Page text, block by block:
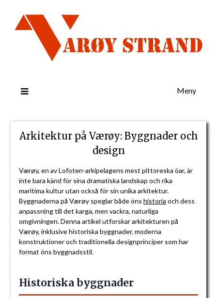
Meny
Arkitektur på Værøy: Byggnader och
design
Værøy, en av Lofoten-arkipelagens mest pittoreska öar, är
inte bara känd för sina dramatiska landskap och rika
maritima kultur utan också för sin unika arkitektur.
Byggnaderna på Værøy speglar både öns historia och dess
anpassning till det karga, men vackra, naturliga
omgivningen. Denna artikel utforskar arkitekturen på
Værøy, inklusive historiska byggnader, moderna
konstruktioner och traditionella designprinciper som har
format öns byggnadsstil.
Historiska byggnader